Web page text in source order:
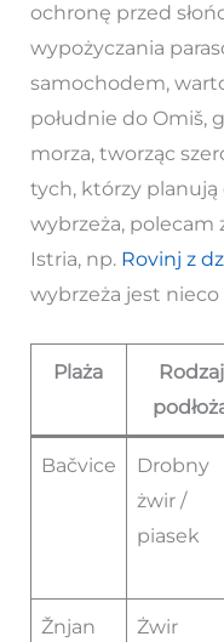
ochronę przed
wypożyczania
samochodem,
południe do Omiš,
morza, tworząc
tych, którzy planują
wybrzeża, polecam
Istria, np. Rovinj z
wybrzeża jest
Plaża
Rodzaj
Bačvice
Drobny
żwir /
piasek
Žnjan Żwir